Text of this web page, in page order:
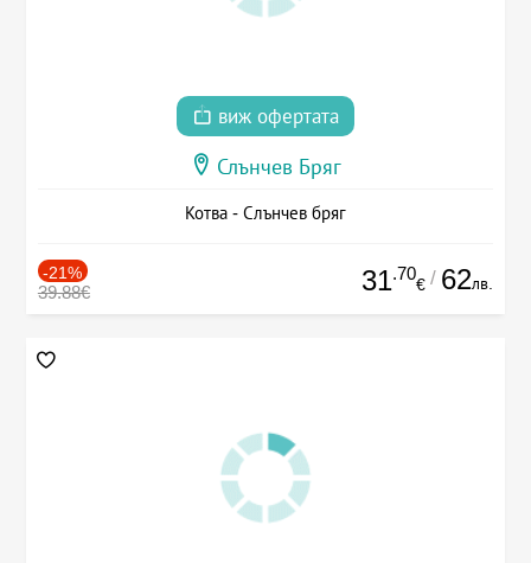
виж офертата
Слънчев Бряг
Котва - Слънчев бряг
-21%
39.88€ 31.70
€ / 62лв.